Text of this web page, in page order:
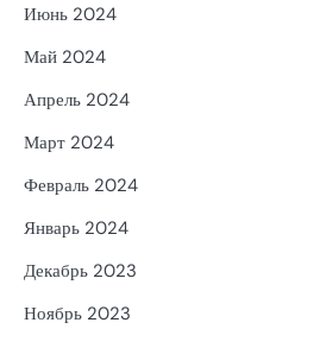
Июнь 2024
Май 2024
Апрель 2024
Март 2024
Февраль 2024
Январь 2024
Декабрь 2023
Ноябрь 2023